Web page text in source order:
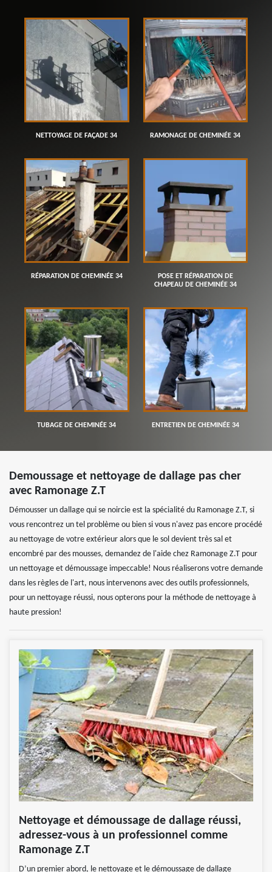
NETTOYAGE DE FAÇADE 34 RAMONAGE DE CHEMINÉE 34
RÉPARATION DE CHEMINÉE 34
POSE ET RÉPARATION DE
CHAPEAU DE CHEMINÉE 34
TUBAGE DE CHEMINÉE 34 ENTRETIEN DE CHEMINÉE 34
Demoussage et nettoyage de dallage pas cher
avec Ramonage Z.T
Démousser un dallage qui se noircie est la spécialité du Ramonage Z.T, si
vous rencontrez un tel problème ou bien si vous n'avez pas encore procédé
au nettoyage de votre extérieur alors que le sol devient très sal et
encombré par des mousses, demandez de l'aide chez Ramonage Z.T pour
un nettoyage et démoussage impeccable! Nous réaliserons votre demande
dans les règles de l'art, nous intervenons avec des outils professionnels,
pour un nettoyage réussi, nous opterons pour la méthode de nettoyage à
haute pression!
Nettoyage et démoussage de dallage réussi,
adressez-vous à un professionnel comme
Ramonage Z.T
D’un premier abord, le nettoyage et le démoussage de dallage